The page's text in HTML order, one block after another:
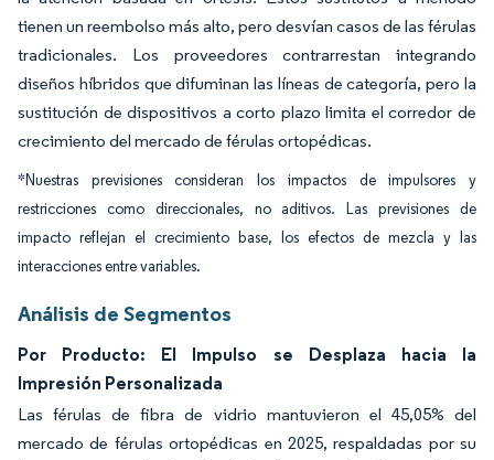
tienen un reembolso más alto, pero desvían casos de las férulas
tradicionales. Los proveedores contrarrestan integrando
diseños híbridos que difuminan las líneas de categoría, pero la
sustitución de dispositivos a corto plazo limita el corredor de
crecimiento del mercado de férulas ortopédicas.
*Nuestras previsiones consideran los impactos de impulsores y
restricciones como direccionales, no aditivos. Las previsiones de
impacto reflejan el crecimiento base, los efectos de mezcla y las
interacciones entre variables.
Análisis de Segmentos
Por Producto: El Impulso se Desplaza hacia la
Impresión Personalizada
Las férulas de fibra de vidrio mantuvieron el 45,05% del
mercado de férulas ortopédicas en 2025, respaldadas por su